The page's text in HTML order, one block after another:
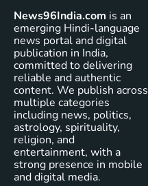
News96India.com is an
emerging Hindi-language
news portal and digital
publication in India,
committed to delivering
reliable and authentic
content. We publish across
multiple categories
including news, politics,
astrology, spirituality,
religion, and
entertainment, with a
strong presence in mobile
and digital media.